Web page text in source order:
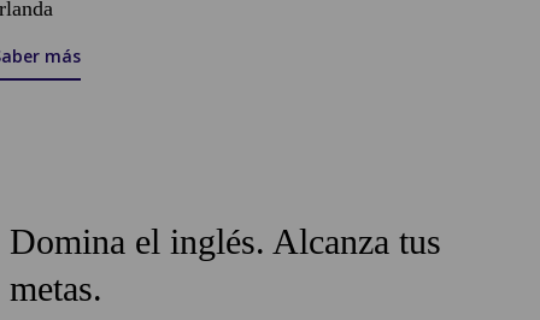
más
Domina el inglés. Alcanza tus
metas.